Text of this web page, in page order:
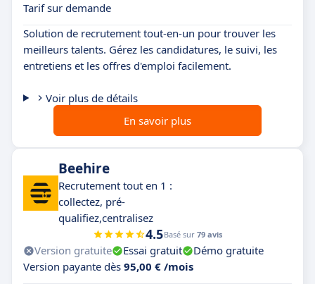
Tarif sur demande
Solution de recrutement tout-en-un pour trouver les
meilleurs talents. Gérez les candidatures, le suivi, les
entretiens et les offres d'emploi facilement.
Voir plus de détails
En savoir plus
Beehire
Recrutement tout en 1 :
collectez, pré-
qualifiez,centralisez
4.5Basé sur 79 avis
Version gratuite Essai gratuit
Démo gratuite
Version payante dès 95,00 € /mois